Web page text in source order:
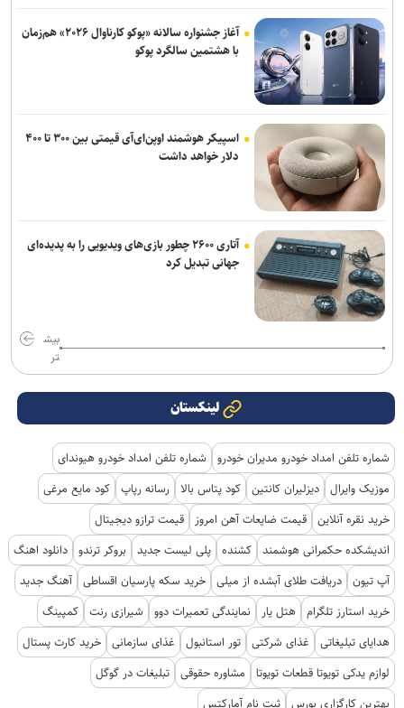
آغاز جشنواره سالانه «پوکو کارناوال ۲۰۲۶» هم‌زمان
با هشتمین سالگرد پوکو
اسپیکر هوشمند اوپن‌ای‌آی قیمتی بین ۳۰۰ تا ۴۰۰
دلار خواهد داشت
آتاری ۲۶۰۰ چطور بازی‌های ویدیویی را به پدیده‌ای
جهانی تبدیل کرد
بیش
تر
لینکستان
شماره تلفن امداد خودرو مدیران خودرو
شماره تلفن امداد خودرو هیوندای
موزیک وایرال دیزلیران کانتین کود پتاس بالا رسانه رپاپ کود مایع مرغی
خرید نقره آنلاین قیمت ضایعات آهن امروز
قیمت ترازو دیجیتال
اندیشکده حکمرانی هوشمند کشنده پلی لیست جدید بروکر ترندو دانلود اهنگ
آپ تیون دریافت طلای آبشده از میلی خرید سکه پارسیان اقساطی آهنگ جدید
خرید استارز تلگرام هتل یار نمایندگی تعمیرات دوو شیرازی رنت کمپینگ
هدایای تبلیغاتی
غذای شرکتی تور استانبول غذای سازمانی خرید کارت پستال
لوازم یدکی تویوتا قطعات تویوتا
مشاوره حقوقی تبلیغات در گوگل
بهترین کارگزاری بورس ثبت نام آمارکتس